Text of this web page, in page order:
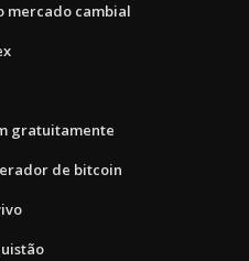
mercado cambial
gratuitamente
de bitcoin